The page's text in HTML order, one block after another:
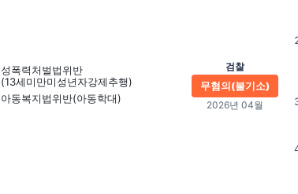
성폭력처벌법위반
(13세미만미성년자강제추행)
아동복지법위반(아동학대)
검찰
무혐의(불기소)
2026년 04월